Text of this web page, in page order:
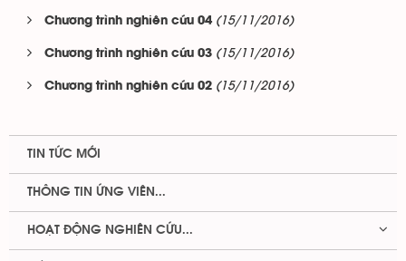
Chương trình nghiên cứu 04 (15/11/2016)
Chương trình nghiên cứu 03 (15/11/2016)
Chương trình nghiên cứu 02 (15/11/2016)
TIN TỨC MỚI
THÔNG TIN ỨNG VIÊN...
HOẠT ĐỘNG NGHIÊN CỨU...